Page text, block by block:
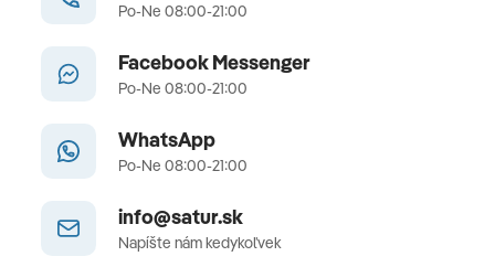
Po-Ne 08:00-21:00
Facebook Messenger
Po-Ne 08:00-21:00
WhatsApp
Po-Ne 08:00-21:00
info@satur.sk
Napíšte nám kedykoľvek